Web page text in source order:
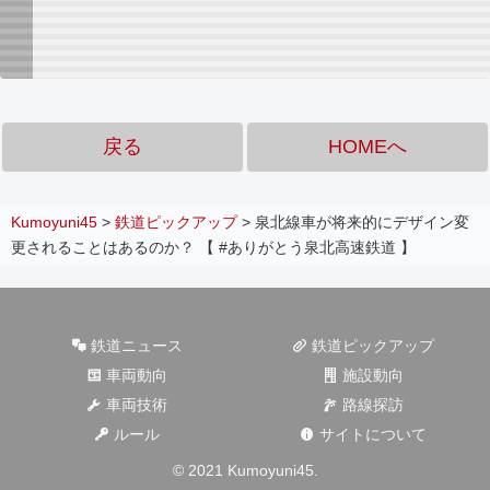
戻る HOMEへ
Kumoyuni45 > 鉄道ピックアップ> 泉北線車が将来的にデザイン変
更されることはあるのか？ 【 #ありがとう泉北高速鉄道 】
鉄道ニュース
鉄道ピックアップ
車両動向
施設動向
車両技術
路線探訪
ルール
サイトについて
© 2021 Kumoyuni45.